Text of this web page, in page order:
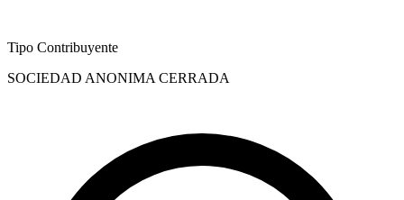
Tipo Contribuyente
SOCIEDAD ANONIMA CERRADA